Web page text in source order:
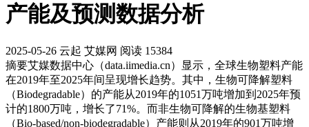
产能及预测数据分析
2025-05-26 云起 艾媒网 阅读 15384
摘要艾媒数据中心（data.iimedia.cn）显示，全球生物塑料产能
在2019年至2025年间呈现增长趋势。其中，生物可降解塑料
（Biodegradable）的产能从2019年的1051万吨增加到2025年预
计的1800万吨，增长了71%。而非生物可降解的生物基塑料
（Bio-based/non-biodegradable）产能则从2019年的901万吨增